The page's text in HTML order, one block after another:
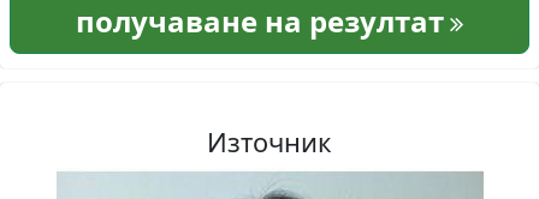
получаване на резултат
Източник